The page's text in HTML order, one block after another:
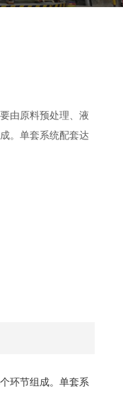
由原料预处理、液
。单套系统配套达
环节组成。单套系